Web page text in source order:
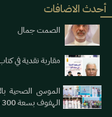
أحدث الاضافات
الصمت جمال
مقاربة نقدية في
الموسى الصحية
الهفوف بسعة 300 سرير